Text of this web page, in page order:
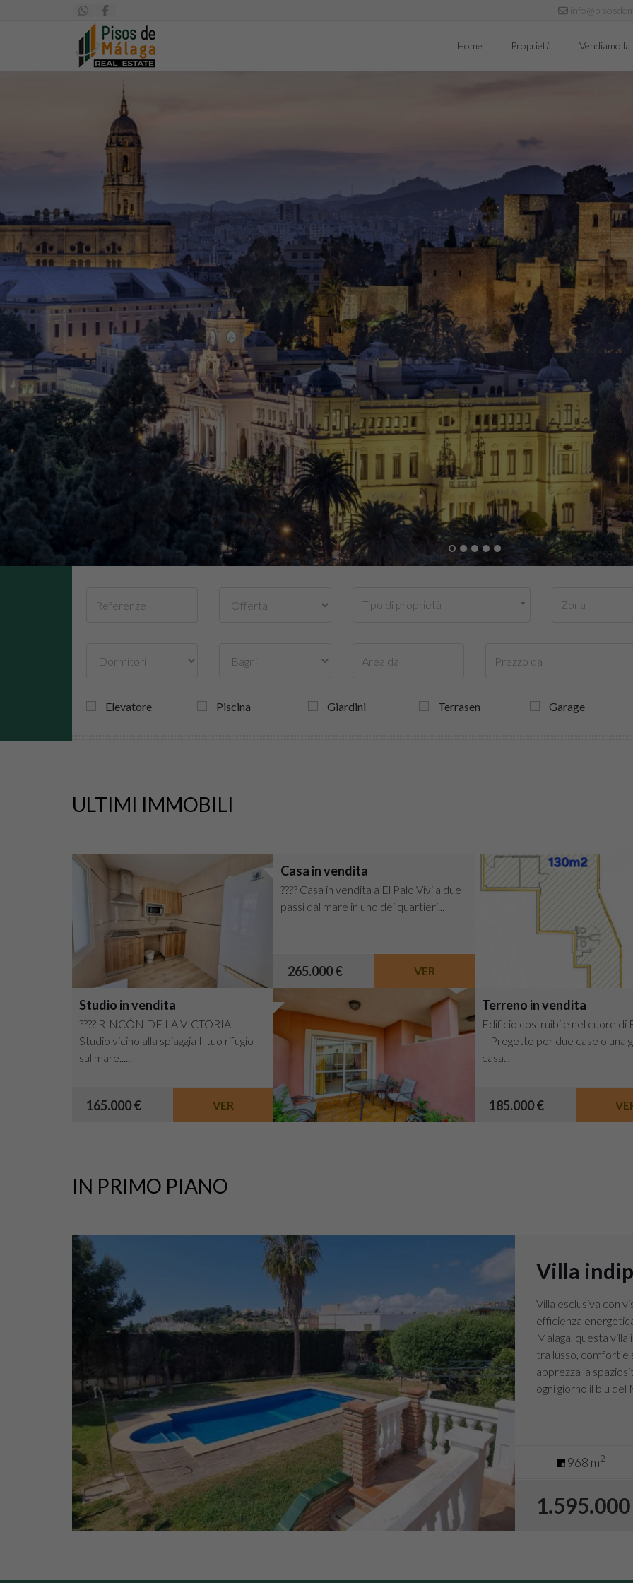
Home Proprietà Vendiamo la
Tipo di proprietà ▼ Zona
Elevatore Piscina Giardini Terrasen Garage
ULTIMI IMMOBILI
Casa in vendita
???? Casa in vendita a El Palo Vivi a due
passi dal mare in uno dei quartieri...
265.000 € VER
Studio in vendita
???? RINCÓN DE LA VICTORIA |
Studio vicino alla spiaggia Il tuo rifugio
sul mare......
165.000 € VER
Terreno in vendita
Edificio costruibile nel cuore di
– Progetto per due case o una
casa...
185.000 €
IN PRIMO PIANO
Villa
Villa esclusiva con
efficienza
Malaga, questa
tra lusso, comfort e
apprezza la
ogni giorno il blu
968 m2